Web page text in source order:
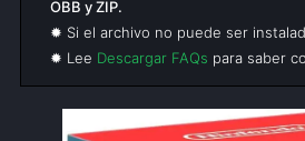
OBB y ZIP.
✹ Si el archivo no puede ser
✹ Lee Descargar FAQs para saber